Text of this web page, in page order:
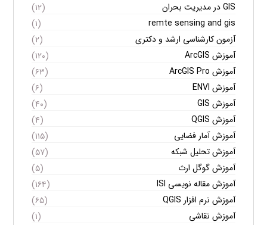
GIS در مدیریت بحران
(۱۲)
remte sensing and gis
(۱)
آزمون کارشناسی ارشد و دکتری
(۲)
آموزش ArcGIS
(۱۲۰)
آموزش ArcGIS Pro
(۶۳)
آموزش ENVI
(۶)
آموزش GIS
(۴۰)
آموزش QGIS
(۴)
آموزش آمار فضایی
(۱۱۵)
آموزش تحلیل شبکه
(۵۷)
آموزش گوگل ارث
(۵)
آموزش مقاله نویسی ISI
(۱۶۴)
آموزش نرم افزار QGIS
(۶۵)
آموزش نقاشی
(۱)